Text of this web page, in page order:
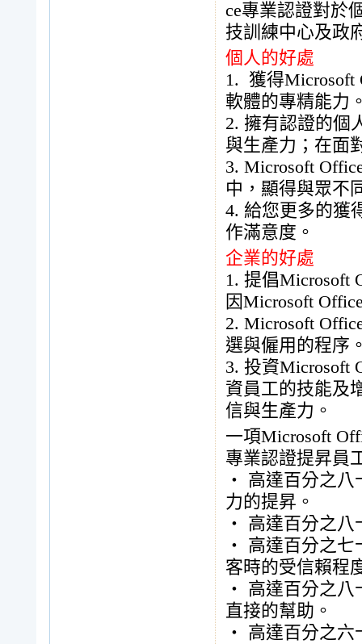
ce專業認證對於
技訓練中心及政
個人的好處
1. 獲得Microsoft
軟體的專精能力
2. 擁有認證的個
與生產力；在面
3. Microsoft
中，顯得與眾不
4. 給您更多的獲
作滿意度。
企業的好處
1. 提倡Microsoft
因Microsoft
2. Microsoft
選與僱用的程序
3. 投資Microsoft
資員工的技能及
信與生產力。
一項Microsoft
專業認證提昇員
‧ 高達百分之八
力的提昇。
‧ 高達百分之八
‧ 高達百分之七
客時的受信賴程
‧ 高達百分之八
直接的幫助。
‧ 高達百分之六